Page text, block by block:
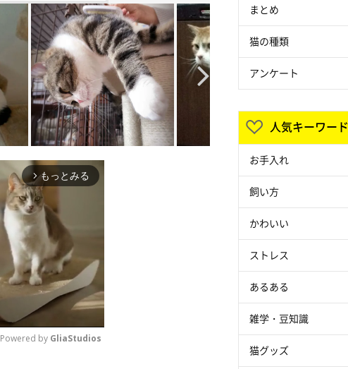
arrow_forward_ios もっとみる
Powered by GliaStudios
まとめ
猫の種類
アンケート
人気キーワード
お手入れ
飼い方
かわいい
ストレス
あるある
雑学・豆知識
猫グッズ